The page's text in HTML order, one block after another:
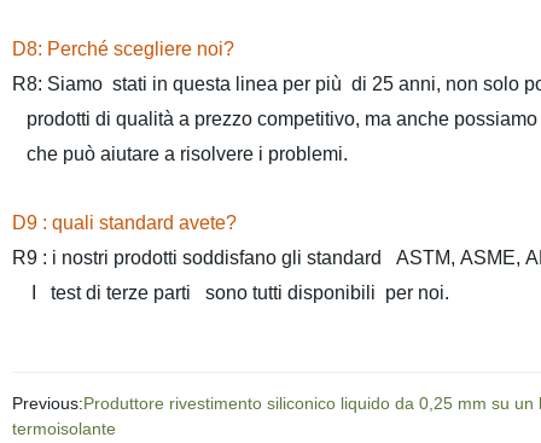
D8: Perché scegliere noi?
R8: Siamo stati in questa linea per più di 25 anni, non solo
prodotti di qualità a prezzo competitivo, ma anche
che può aiutare a risolvere i problemi.
D9 : quali standard avete?
R9 : i nostri prodotti soddisfano gli standard ASTM, ASME,
I test di terze parti sono tutti disponibili per noi.
Previous:Produttore rivestimento siliconico liquido da 0,25 mm su
termoisolante